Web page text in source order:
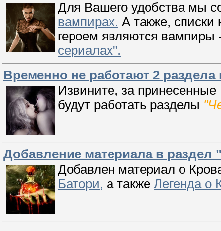
Для Вашего удобства мы
вампирах. А также, списки
героем являются вампиры
сериалах".
Временно не работают 2 раздела
Извините, за
будут работать разделы
Добавление материала в раздел
Добавлен материал о
Батори, а также Легенда о